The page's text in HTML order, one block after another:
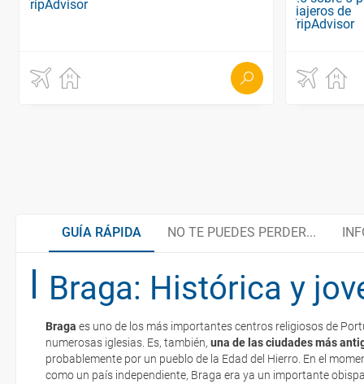
GUÍA RÁPIDA NO TE PUEDES PERDER...
Braga: Histórica y
Braga es uno de los más importantes centros religiosos de
numerosas iglesias. Es, también, una de las ciudades más
probablemente por un pueblo de la Edad del Hierro. En el
como un país independiente, Braga era ya un importante
Caretos de Podence
Santuario do Bom Jesus
Cocina regional
Organiza tu viaje
La documentación de tu reserva te será enviada por mail en el
esté realizado completamente.